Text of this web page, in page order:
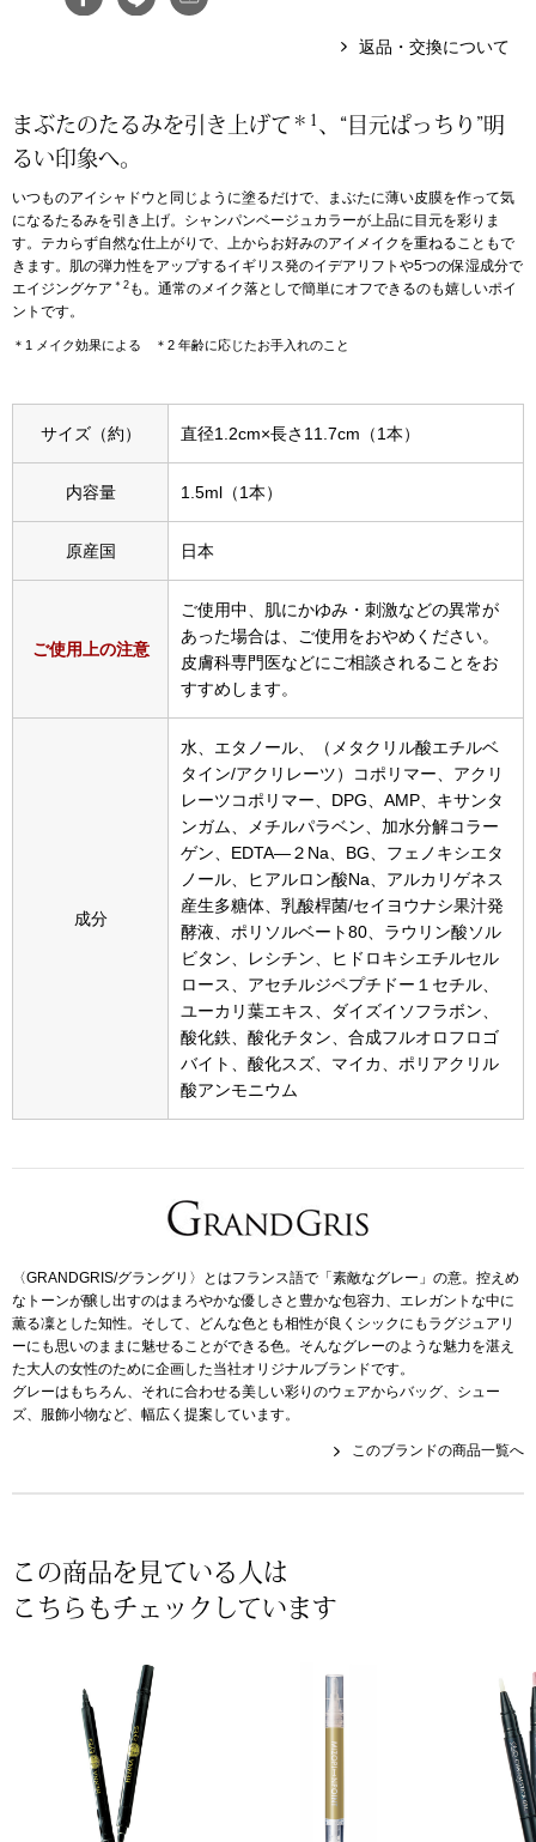
アクセサリー
Miss Kyouko／ミスキョウコ
すべて見る
ク
ーブルウェア
ズ
リュック･バッ
ボストンバッグ
スーツケース
その他
ブーツ
サンダル
その他
財布／小物
財布／コイン
革小物
ポーチ
ネックレス
ブレスレット
その他
マフラー／ス
スカーフ／ス
返品・交換について
まぶたのたるみを引き上げて ＊1 、“目元ぱっちり”明
るい印象へ。
いつものアイシャドウと同じように塗るだけで、まぶたに薄い皮膜を作って気
になるたるみを引き上げ。シャンパンベージュカラーが上品に目元を彩りま
す。テカらず自然な仕上がりで、上からお好みのアイメイクを重ねることもで
きます。肌の弾力性をアップするイギリス発のイデアリフトや5つの保湿成分で
エイジングケア ＊2 も。通常のメイク落としで簡単にオフできるのも嬉しいポイ
ントです。
＊1 メイク効果による ＊2 年齢に応じたお手入れのこと
サイズ（約） 直径1.2cm×長さ11.7cm（1本）
内容量 1.5ml（1本）
原産国 日本
ご使用上の注意
ご使用中、肌にかゆみ・刺激などの異常が
あった場合は、ご使用をおやめください。
皮膚科専門医などにご相談されることをお
すすめします。
成分
水、エタノール、（メタクリル酸エチルベ
タイン/アクリレーツ）コポリマー、アクリ
レーツコポリマー、DPG、AMP、キサンタ
ンガム、メチルパラベン、加水分解コラー
ゲン、EDTA―２Na、BG、フェノキシエタ
ノール、ヒアルロン酸Na、アルカリゲネス
産生多糖体、乳酸桿菌/セイヨウナシ果汁発
酵液、ポリソルベート80、ラウリン酸ソル
ビタン、レシチン、ヒドロキシエチルセル
ロース、アセチルジペプチドー１セチル、
ユーカリ葉エキス、ダイズイソフラボン、
酸化鉄、酸化チタン、合成フルオロフロゴ
バイト、酸化スズ、マイカ、ポリアクリル
酸アンモニウム
〈GRANDGRIS/グラングリ〉とはフランス語で「素敵なグレー」の意。控えめ
なトーンが醸し出すのはまろやかな優しさと豊かな包容力、エレガントな中に
薫る凜とした知性。そして、どんな色とも相性が良くシックにもラグジュアリ
ーにも思いのままに魅せることができる色。そんなグレーのような魅力を湛え
た大人の女性のために企画した当社オリジナルブランドです。
グレーはもちろん、それに合わせる美しい彩りのウェアからバッグ、シュー
ズ、服飾小物など、幅広く提案しています。
このブランドの商品一覧へ
この商品を見ている人は
こちらもチェックしています